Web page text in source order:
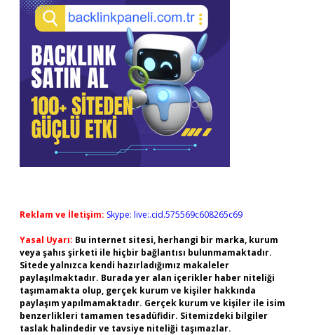
Reklam ve İletişim: Skype: live:.cid.575569c608265c69
Yasal Uyarı: Bu internet sitesi, herhangi bir marka, kurum
veya şahıs şirketi ile hiçbir bağlantısı bulunmamaktadır.
Sitede yalnızca kendi hazırladığımız makaleler
paylaşılmaktadır. Burada yer alan içerikler haber niteliği
taşımamakta olup, gerçek kurum ve kişiler hakkında
paylaşım yapılmamaktadır. Gerçek kurum ve kişiler ile isim
benzerlikleri tamamen tesadüfidir. Sitemizdeki bilgiler
taslak halindedir ve tavsiye niteliği taşımazlar.